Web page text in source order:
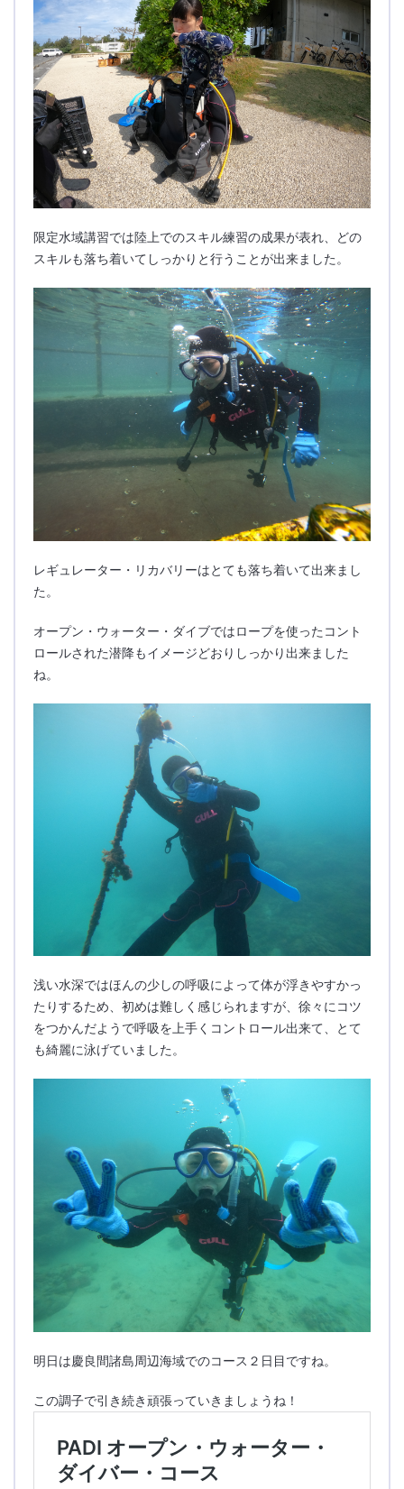
限定水域講習では陸上でのスキル練習の成果が表れ、どの
スキルも落ち着いてしっかりと行うことが出来ました。
レギュレーター・リカバリーはとても落ち着いて出来まし
た。
オープン・ウォーター・ダイブではロープを使ったコント
ロールされた潜降もイメージどおりしっかり出来ました
ね。
浅い水深ではほんの少しの呼吸によって体が浮きやすかっ
たりするため、初めは難しく感じられますが、徐々にコツ
をつかんだようで呼吸を上手くコントロール出来て、とて
も綺麗に泳げていました。
明日は慶良間諸島周辺海域でのコース２日目ですね。
この調子で引き続き頑張っていきましょうね！